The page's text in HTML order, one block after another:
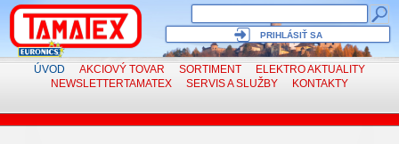
PRIHLÁSIŤ SA
ÚVOD AKCIOVÝ TOVAR SORTIMENT ELEKTROAKTUALITY
NEWSLETTERTAMATEX SERVISA SLUŽBY KONTAKTY